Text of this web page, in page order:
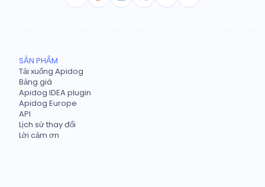
SẢN PHẨM
Tải xuống Apidog
Bảng giá
Apidog IDEA plugin
Apidog Europe
API
Lịch sử thay đổi
Lời cảm ơn